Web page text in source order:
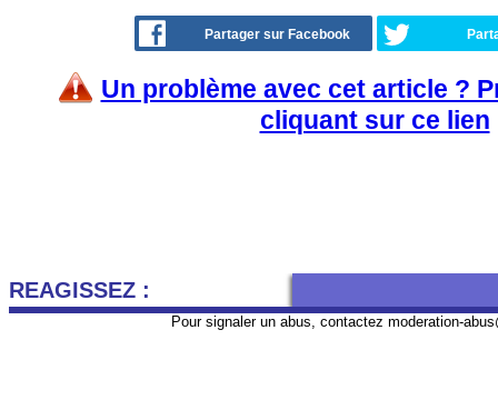
Partager sur Facebook
Un problème avec cet article ?
cliquant sur ce lien
REAGISSEZ :
Pour signaler un abus, contactez moderation-